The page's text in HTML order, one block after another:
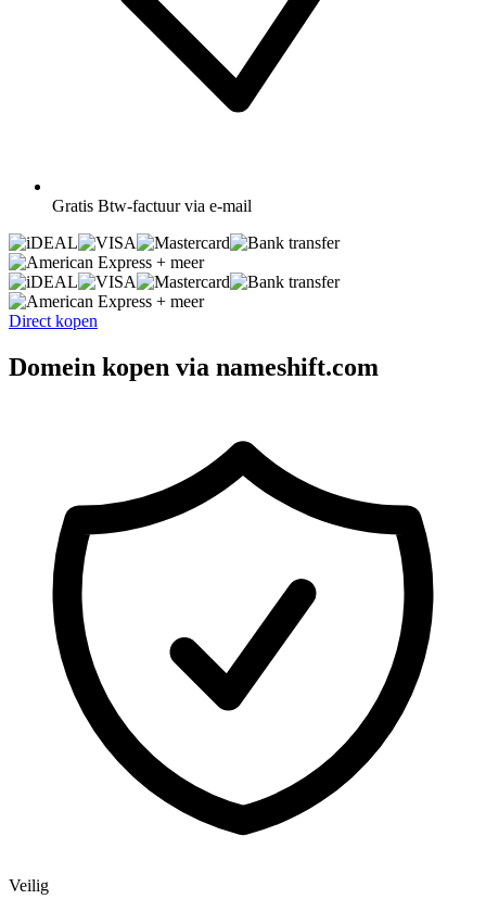
Gratis Btw-factuur via e-mail
+ meer
+ meer
Direct kopen
Domein kopen via nameshift.com
Veilig